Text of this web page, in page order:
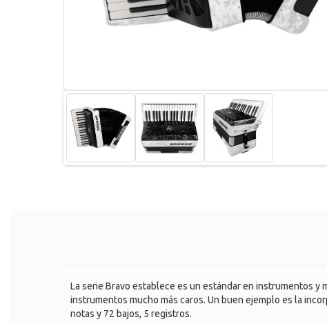
La serie Bravo establece es un estándar en instrumentos
instrumentos mucho más caros. Un buen ejemplo es la
notas y 72 bajos, 5 registros.